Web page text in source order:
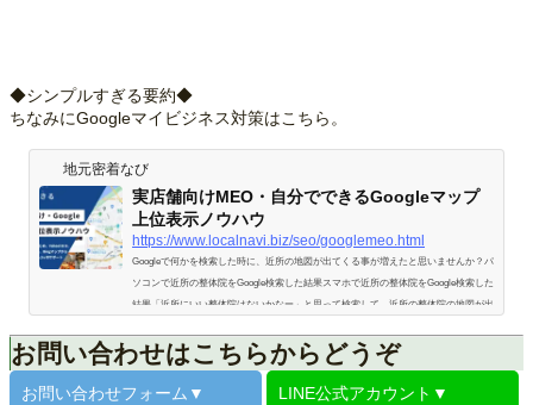
◆シンプルすぎる要約◆
ちなみにGoogleマイビジネス対策はこちら。
地元密着なび
実店舗向けMEO・自分でできるGoogleマップ
上位表示ノウハウ
https://www.localnavi.biz/seo/googlemeo.html
Googleで何かを検索した時に、近所の地図が出てくる事が増えたと思いませんか？パ
ソコンで近所の整体院をGoogle検索した結果スマホで近所の整体院をGoogle検索した
結果「近所にいい整体院はないかなー」と思って検索して、近所の整体院の地図が出
ますが、それなりに情報が充実していれば、個々のページを見ずに決めてしまうでし
ょう。いくらホームページが充実していても、そもそもホームページを見てもらえな
ければ話になりません。というわけで、Googl…
お問い合わせはこちらからどうぞ
お問い合わせフォーム▼ LINE公式アカウント▼